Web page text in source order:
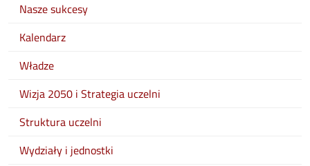
Nasze sukcesy
Kalendarz
Władze
Wizja 2050 i Strategia uczelni
Struktura uczelni
Wydziały i jednostki